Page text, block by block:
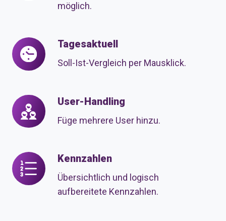
möglich.
Tagesaktuell
Soll-Ist-Vergleich per Mausklick.
Tagesaktuell
User-Handling
Füge mehrere User hinzu.
User-
Handling
Kennzahlen
Übersichtlich und logisch
aufbereitete Kennzahlen.
Kennzahlen